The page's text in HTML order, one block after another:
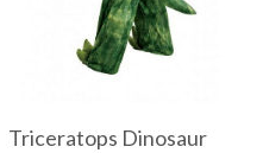
Triceratops Dinosaur